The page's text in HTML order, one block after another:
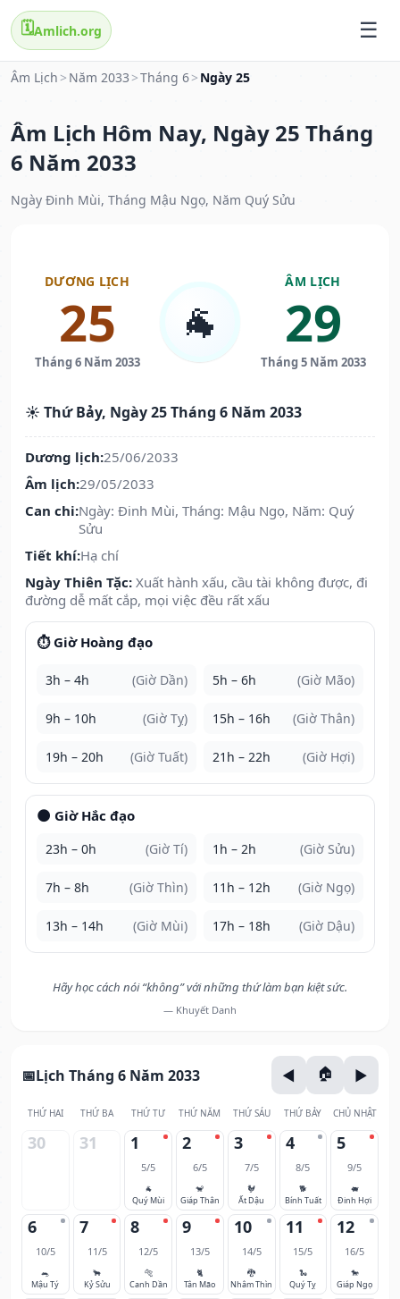
🗓️Amlich.org
Âm Lịch > Năm 2033 >Tháng 6> Ngày 25
Âm Lịch Hôm Nay, Ngày 25 Tháng
6 Năm 2033
Ngày Đinh Mùi, Tháng Mậu Ngọ, Năm Quý Sửu
DƯƠNG LỊCH
25
Tháng 6 Năm 2033
🐐
ÂM LỊCH
29
Tháng 5 Năm 2033
☀️ Thứ Bảy, Ngày 25 Tháng 6 Năm 2033
Dương lịch:25/06/2033
Âm lịch:29/05/2033
Can chi:Ngày: Đinh Mùi, Tháng: Mậu Ngọ, Năm: Quý
Sửu
Tiết khí:Hạ chí
Ngày Thiên Tặc: Xuất hành xấu, cầu tài không được, đi
đường dễ mất cắp, mọi việc đều rất xấu
⏱️ Giờ Hoàng đạo
3h – 4h (Giờ Dần) 5h – 6h (Giờ Mão)
9h – 10h (Giờ Tỵ) 15h – 16h (Giờ Thân)
19h – 20h (Giờ Tuất) 21h – 22h (Giờ Hợi)
🌑 Giờ Hắc đạo
23h – 0h (Giờ Tí) 1h – 2h (Giờ Sửu)
7h – 8h (Giờ Thìn) 11h – 12h (Giờ Ngọ)
13h – 14h (Giờ Mùi) 17h – 18h (Giờ Dậu)
Hãy học cách nói “không” với những thứ làm bạn kiệt sức.
— Khuyết Danh
Lịch Tháng 6 Năm 2033
THỨ HAI THỨ BA THỨ TƯ THỨ NĂM THỨ SÁU THỨ BẢY CHỦ NHẬT
30 31 1
5/5
🐐
Quý Mùi
2
6/5
🐒
Giáp Thân
3
7/5
🐓
Ất Dậu
4
8/5
🐕
Bính Tuất
5
9/5
🐖
Đinh Hợi
6
10/5
🐀
Mậu Tý
7
11/5
🐂
Kỷ Sửu
8
12/5
🐅
Canh Dần
9
13/5
🐈
Tân Mão
10
14/5
🐉
Nhâm Thìn
11
15/5
🐍
Quý Tỵ
12
16/5
🐎
Giáp Ngọ